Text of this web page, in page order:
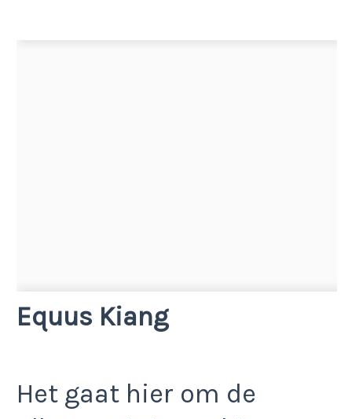
Equus Kiang
Het gaat hier om de